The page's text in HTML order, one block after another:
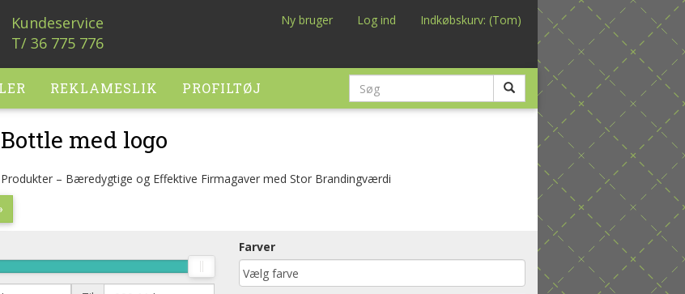
Kundeservice
T/ 36 775 776
Ny bruger Log ind Indkøbskurv: (Tom)
REKLAMESLIK PROFILTØJ
med logo
– Bæredygtige og Effektive Firmagaver med Stor Brandingværdi
Farver